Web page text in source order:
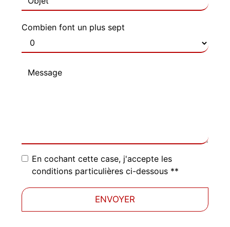
Combien font un plus sept
En cochant cette case, j'accepte les
conditions particulières ci-dessous **
ENVOYER